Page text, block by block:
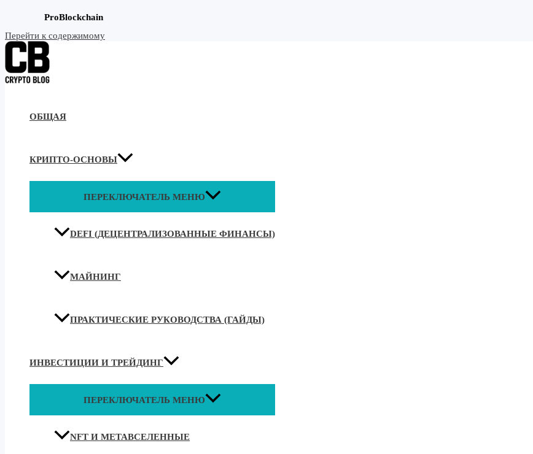
ProBlockchain
Перейти к содержимому
ОБЩАЯ
КРИПТО-ОСНОВЫ
ПЕРЕКЛЮЧАТЕЛЬ МЕНЮ
DEFI (ДЕЦЕНТРАЛИЗОВАННЫЕ ФИНАНСЫ)
МАЙНИНГ
ПРАКТИЧЕСКИЕ РУКОВОДСТВА (ГАЙДЫ)
ИНВЕСТИЦИИ И ТРЕЙДИНГ
ПЕРЕКЛЮЧАТЕЛЬ МЕНЮ
NFT И МЕТАВСЕЛЕННЫЕ